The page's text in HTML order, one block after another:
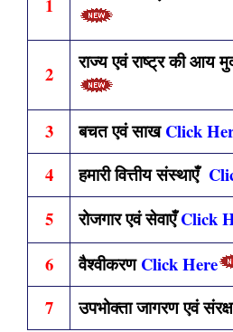
1
2
राज्य एवं राष्ट्र की आय
3 बचत एवं साखClick
4
हमारी वित्तीय संस्थाएँ
5
रोजगार एवं सेवाएँClick
6
वैश्वीकरणClick Here
7
उपभोक्ता जागरण एवं